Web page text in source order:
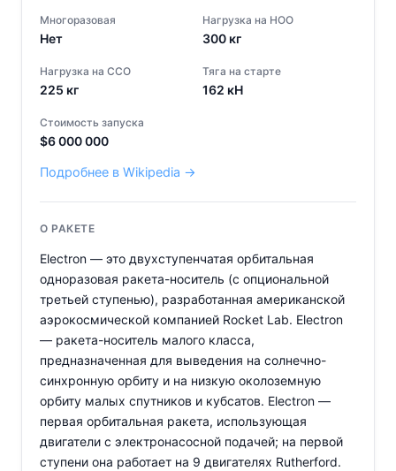
Многоразовая
Нет
Нагрузка на НОО
300 кг
Нагрузка на ССО
225 кг
Тяга на старте
162 кН
Стоимость запуска
$6 000 000
Подробнее в Wikipedia →
О РАКЕТЕ
Electron — это двухступенчатая орбитальная
одноразовая ракета-носитель (с опциональной
третьей ступенью), разработанная американской
аэрокосмической компанией Rocket Lab. Electron
— ракета-носитель малого класса,
предназначенная для выведения на солнечно-
синхронную орбиту и на низкую околоземную
орбиту малых спутников и кубсатов. Electron —
первая орбитальная ракета, использующая
двигатели с электронасосной подачей; на первой
ступени она работает на 9 двигателях Rutherford.